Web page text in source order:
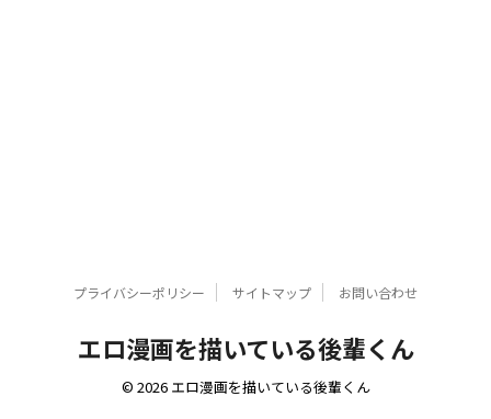
プライバシーポリシー サイトマップ お問い合わせ
エロ漫画を描いている後輩くん
© 2026 エロ漫画を描いている後輩くん